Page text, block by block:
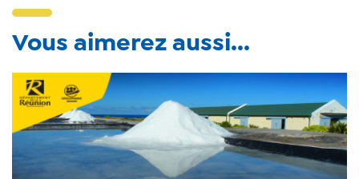
Vous aimerez aussi...